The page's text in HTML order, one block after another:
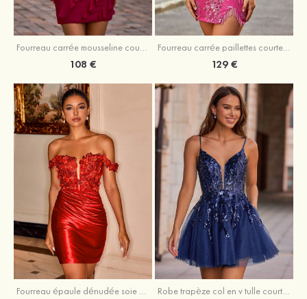
Fourreau carrée mousseline courte/mini robe de fête de la rentré avec volants
108 €
Fourreau carrée paillettes courte/mini robe de fête de la rentrée
129 €
Fourreau épaule dénudée soie comme du satin courte/mini robe de fête de la rentrée Robe trapèze col en v tulle courte/mini robe de fête de la rentrée avec poches paillettes